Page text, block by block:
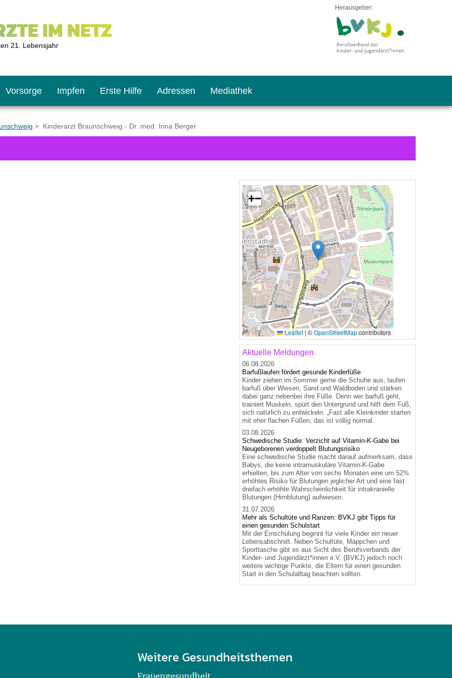
IM NETZ
21. Lebensjahr
Herausgeber:
Vorsorge Impfen Erste Hilfe Adressen Mediathek
> Kinderarzt Braunschweig - Dr. med. Irina Berger
🔍
+−
Leaflet | ©OpenStreetMapcontributors
Aktuelle Meldungen
06.08.2026
Barfußlaufen fördert gesunde Kinderfüße
Kinder ziehen im Sommer gerne die Schuhe aus, laufen
barfuß über Wiesen, Sand und Waldboden und stärken
dabei ganz nebenbei ihre Füße. Denn wer barfuß geht,
trainiert Muskeln, spürt den Untergrund und hilft dem Fuß,
sich natürlich zu entwickeln. „Fast alle Kleinkinder starten
mit eher flachen Füßen, das ist völlig normal.
03.08.2026
Schwedische Studie: Verzicht auf Vitamin-K-Gabe bei
Neugeborenen verdoppelt Blutungsrisiko
Eine schwedische Studie macht darauf aufmerksam, dass
Babys, die keine intramuskuläre Vitamin-K-Gabe
erhielten, bis zum Alter von sechs Monaten eine um 52%
erhöhtes Risiko für Blutungen jeglicher Art und eine fast
dreifach erhöhte Wahrscheinlichkeit für intrakranielle
Blutungen (Hirnblutung) aufwiesen.
31.07.2026
Mehr als Schultüte und Ranzen: BVKJ gibt Tipps für
einen gesunden Schulstart
Mit der Einschulung beginnt für viele Kinder ein neuer
Lebensabschnitt. Neben Schultüte, Mäppchen und
Sporttasche gibt es aus Sicht des Berufsverbands der
Kinder- und Jugendärzt*innen e.V. (BVKJ) jedoch noch
weitere wichtige Punkte, die Eltern für einen gesunden
Start in den Schulalltag beachten sollten.
Weitere Gesundheitsthemen
Frauengesundheit